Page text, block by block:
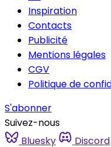
Inspiration
Contacts
Publicité
Mentions légales
CGV
Politique de
S'abonner
Suivez-nous
Bluesky
Discord